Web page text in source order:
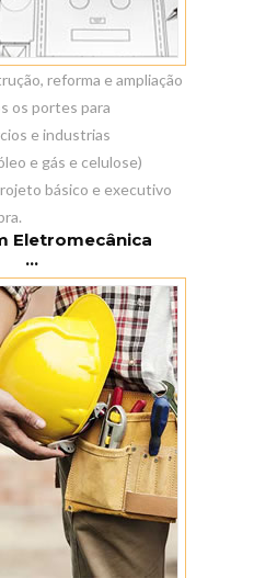
reforma e ampliação
os portes para
e industrias
e gás e celulose)
básico e executivo
Eletromecânica
...